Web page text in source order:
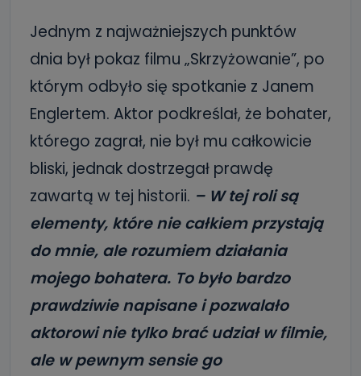
Jednym z najważniejszych punktów
dnia był pokaz filmu „Skrzyżowanie”, po
którym odbyło się spotkanie z Janem
Englertem. Aktor podkreślał, że bohater,
którego zagrał, nie był mu całkowicie
bliski, jednak dostrzegał prawdę
zawartą w tej historii. – W tej roli są
elementy, które nie całkiem przystają
do mnie, ale rozumiem działania
mojego bohatera. To było bardzo
prawdziwie napisane i pozwalało
aktorowi nie tylko brać udział w filmie,
ale w pewnym sensie go